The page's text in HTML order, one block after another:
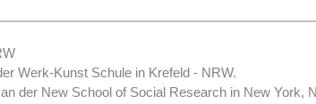
Werk-Kunst Schule in Krefeld - NRW.
der New School of Social Research in New York,